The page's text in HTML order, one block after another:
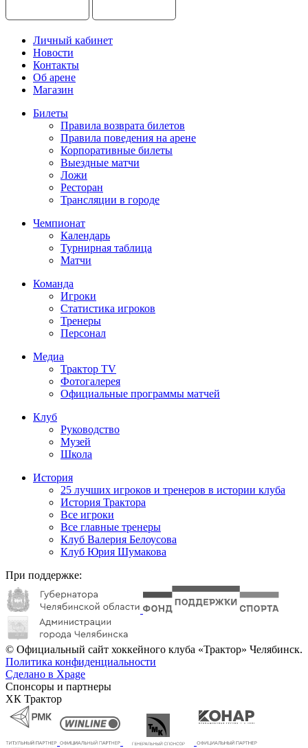
Личный кабинет
Новости
Контакты
Об арене
Магазин
Билеты
Правила возврата билетов
Правила поведения на арене
Корпоративные билеты
Выездные матчи
Ложи
Ресторан
Трансляции в городе
Чемпионат
Календарь
Турнирная таблица
Матчи
Команда
Игроки
Статистика игроков
Тренеры
Персонал
Медиа
Трактор TV
Фотогалерея
Официальные программы матчей
Клуб
Руководство
Музей
Школа
История
25 лучших игроков и тренеров в истории клуба
История Трактора
Все игроки
Все главные тренеры
Клуб Валерия Белоусова
Клуб Юрия Шумакова
При поддержке:
© Официальный сайт хоккейного клуба «Трактор» Челябинск.
Политика конфиденциальности
Сделано в Xpage
Спонсоры и партнеры
ХК Трактор